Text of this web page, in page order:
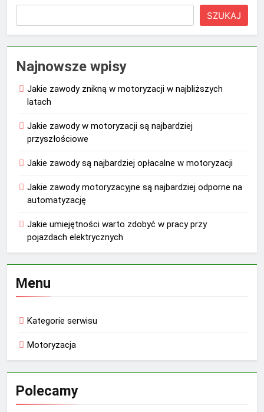
SZUKAJ
Najnowsze wpisy
Jakie zawody znikną w motoryzacji w najbliższych
latach
Jakie zawody w motoryzacji są najbardziej
przyszłościowe
Jakie zawody są najbardziej opłacalne w motoryzacji
Jakie zawody motoryzacyjne są najbardziej odporne na
automatyzację
Jakie umiejętności warto zdobyć w pracy przy
pojazdach elektrycznych
Menu
Kategorie serwisu
Motoryzacja
Polecamy